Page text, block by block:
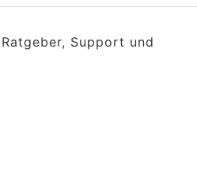
Support und